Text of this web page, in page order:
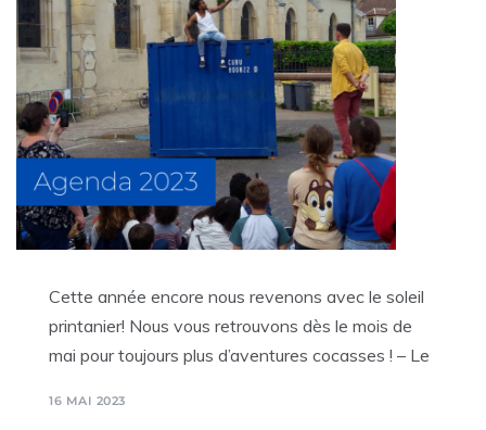
Cette année encore nous revenons avec le soleil
printanier! Nous vous retrouvons dès le mois de
mai pour toujours plus d’aventures cocasses ! – Le
16 MAI 2023